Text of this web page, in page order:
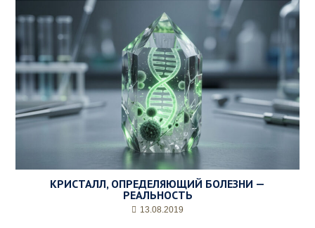
КРИСТАЛЛ, ОПРЕДЕЛЯЮЩИЙ БОЛЕЗНИ —
РЕАЛЬНОСТЬ
13.08.2019